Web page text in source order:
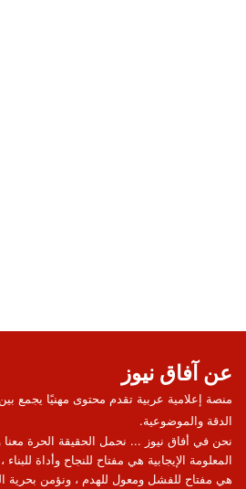
عن آفاق نيوز
منصة إعلامية عربية تقدم محتوى مهنيًا يجمع
الدقة والموضوعية.
نحن في أفاق نيوز ... نحمل الحقيقة الحرة معنا
المعلومة الإيجابية هي مفتاح للنجاح وأداة
هي مفتاح للفشل ومعول للهدم ، ونؤمن بحرية